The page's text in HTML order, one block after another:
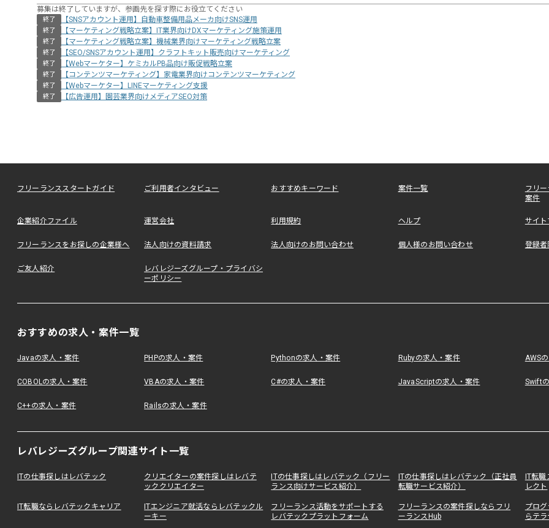
募集は終了していますが、参画先を探す際にお役立てください
終了 【SNSアカウント運用】自動車整備用品メーカ向けSNS運用
終了 【マーケティング戦略立案】IT業界向けDXマーケティング施策運用
終了 【マーケティング戦略立案】機械業界向けマーケティング戦略立案
終了 【SEO/SNSアカウント運用】クラフトキット販売向けマーケティング
終了 【Webマーケター】ケミカルPB品向け販促戦略立案
終了 【コンテンツマーケティング】家電業界向けコンテンツマーケティング
終了 【Webマーケター】LINEマーケティング支援
終了 【広告運用】園芸業界向けメディアSEO対策
フリーランススタートガイド ご利用者インタビュー おすすめキーワード 案件一覧
フリ
案件
企業紹介ファイル 運営会社 利用規約 ヘルプ サイ
フリーランスをお探しの企業様へ 法人向けの資料請求 法人向けのお問い合わせ 個人様のお問い合わせ 登録者
ご友人紹介
レバレジーズグループ・プライバシ
ーポリシー
おすすめの求人・案件一覧
Javaの求人・案件 PHPの求人・案件 Pythonの求人・案件 Rubyの求人・案件 AWS
COBOLの求人・案件 VBAの求人・案件 C#の求人・案件 JavaScriptの求人・案件 Swift
C++の求人・案件 Railsの求人・案件
レバレジーズグループ関連サイト一覧
ITの仕事探しはレバテック
クリエイターの案件探しはレバテ
ッククリエイター
ITの仕事探しはレバテック（フリー
ランス向けサービス紹介）
ITの仕事探しはレバテック（正社員
転職サービス紹介）
IT転
レクト
IT転職ならレバテックキャリア
ITエンジニア就活ならレバテックル
ーキー
フリーランス活動をサポートする
レバテックプラットフォーム
フリーランスの案件探しならフリ
ーランスHub
プロ
らテ